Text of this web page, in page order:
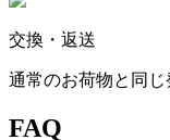
交換・返送
通常のお荷物と同じ
FAQ